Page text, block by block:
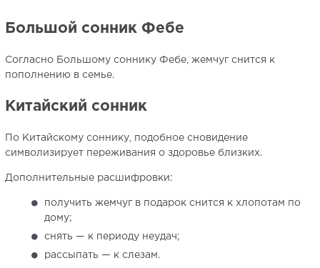
Большой сонник Фебе
Согласно Большому соннику Фебе, жемчуг снится к
пополнению в семье.
Китайский сонник
По Китайскому соннику, подобное сновидение
символизирует переживания о здоровье близких.
Дополнительные расшифровки:
получить жемчуг в подарок снится к хлопотам по
дому;
снять — к периоду неудач;
рассыпать — к слезам.